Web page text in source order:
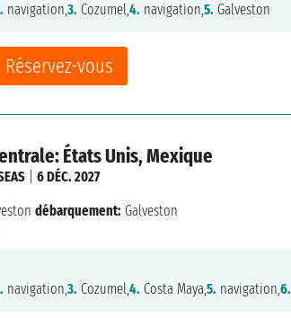
Réservez-vous
navigation,3. Cozumel,4. navigation,5. Galveston
États Unis, Mexique
|6 DÉC. 2027
débarquement: Galveston
navigation,3. Cozumel,4. Costa Maya,5. navigation,6.